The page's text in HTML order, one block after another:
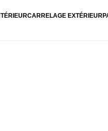
CARRELAGE EXTÉRIEUR